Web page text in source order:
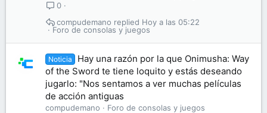
0
Foro de consolas y juegos
Hoy a las 05:22
compudemano
Noticia
Hay una razón por la que Onimusha: Way
of the Sword te tiene loquito y estás deseando
jugarlo: "Nos sentamos a ver muchas películas
de acción antiguas
compudemano
Foro de consolas y juegos